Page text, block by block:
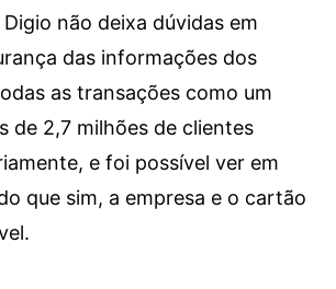
não deixa dúvidas em
das informações dos
as transações como um
de 2,7 milhões de clientes
e foi possível ver em
que sim, a empresa e o cartão